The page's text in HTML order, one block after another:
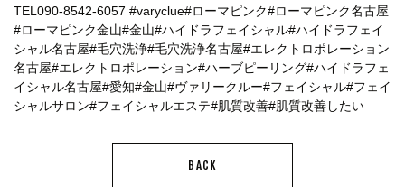
TEL090-8542‐6057 #varyclue#ローマピンク#ローマピンク名古屋
#ローマピンク金山#金山#ハイドラフェイシャル#ハイドラフェイ
シャル名古屋#毛穴洗浄#毛穴洗浄名古屋#エレクトロポレーション
名古屋#エレクトロポレーション#ハーブピーリング#ハイドラフェ
イシャル名古屋#愛知#金山#ヴァリークルー#フェイシャル#フェイ
シャルサロン#フェイシャルエステ#肌質改善#肌質改善したい
BACK